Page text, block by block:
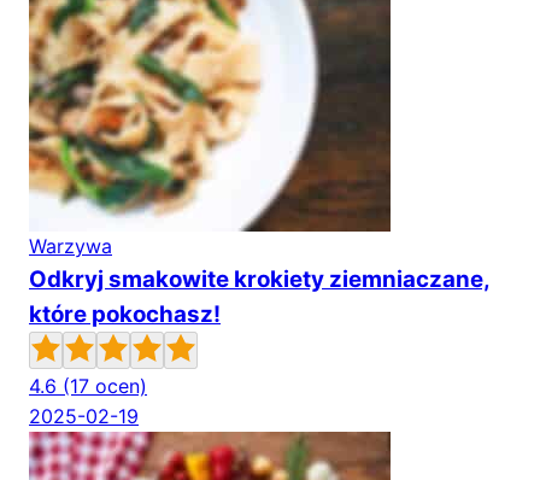
Warzywa
Odkryj smakowite krokiety ziemniaczane,
które pokochasz!
4.6 (17 ocen)
2025-02-19